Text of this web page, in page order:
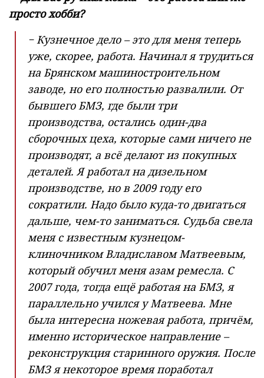
просто хобби?
− Кузнечное дело – это для меня теперь
уже, скорее, работа. Начинал я трудиться
на Брянском машиностроительном
заводе, но его полностью развалили. От
бывшего БМЗ, где были три
производства, остались один-два
сборочных цеха, которые сами ничего не
производят, а всё делают из покупных
деталей. Я работал на дизельном
производстве, но в 2009 году его
сократили. Надо было куда-то двигаться
дальше, чем-то заниматься. Судьба свела
меня с известным кузнецом-
клиночником Владиславом Матвеевым,
который обучил меня азам ремесла. С
2007 года, тогда ещё работая на БМЗ, я
параллельно учился у Матвеева. Мне
была интересна ножевая работа, причём,
именно историческое направление –
реконструкция старинного оружия. После
БМЗ я некоторое время поработал